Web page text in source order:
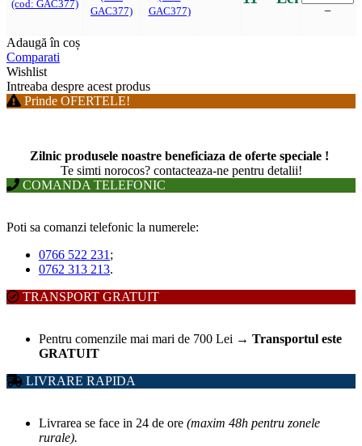
(cod: GAC377)
GAC377)
GAC377)
−
Adaugă în coș
Comparati
Wishlist
Intreaba despre acest produs
Prinde OFERTELE!
Zilnic produsele noastre beneficiaza de oferte speciale !
Te simti norocos? contacteaza-ne pentru detalii!
COMANDA TELEFONIC
Poti sa comanzi telefonic la numerele:
0766 522 231 ;
0762 313 213.
TRANSPORT GRATUIT
Pentru comenzile mai mari de 700 Lei → Transportul este
GRATUIT
LIVRARE RAPIDA
Livrarea se face in 24 de ore (maxim 48h pentru zonele
rurale).